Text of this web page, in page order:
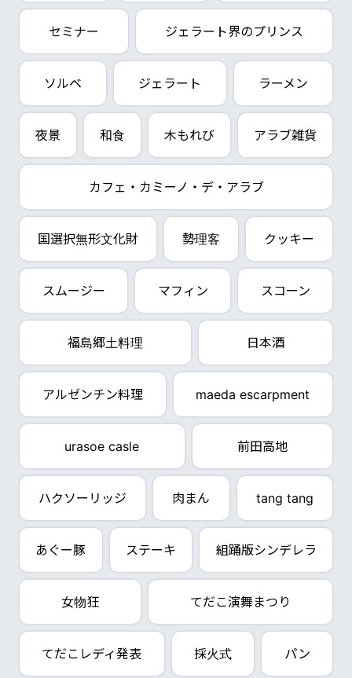
セミナー ジェラート界のプリンス
ソルベ ジェラート ラーメン
夜景 和食 木もれび アラブ雑貨
カフェ・カミーノ・デ・アラブ
国選択無形文化財 勢理客 クッキー
スムージー マフィン スコーン
福島郷土料理 日本酒
アルゼンチン料理 maeda escarpment
urasoe casle 前田高地
ハクソーリッジ 肉まん tang tang
あぐー豚 ステーキ 組踊版シンデレラ
女物狂 てだこ演舞まつり
てだこレディ発表 採火式 パン